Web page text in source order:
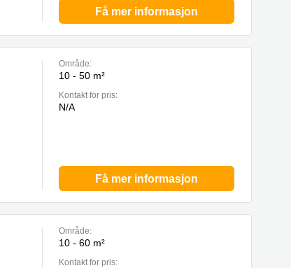
Få mer informasjon
Område:
10 - 50 m²
Kontakt for pris:
N/A
Få mer informasjon
Område:
10 - 60 m²
Kontakt for pris: